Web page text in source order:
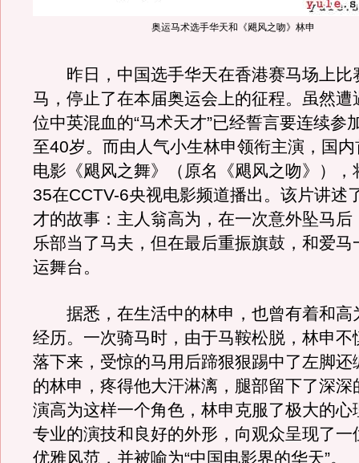
奥运马术选手华天和《飓风之吻》林申
昨日，中国选手华天在香港赛马场上比
马，停止了在本届奥运会上的征程。虽然遭
位中英混血的“马术天才”已经誓言要连续参
至40岁。而由人气小生林申领衔主演，国
电影《飓风之舞》（原名《飓风之吻》），
35在CCTV-6央视电影频道播出。该片讲述
才的故事：主人翁高为，在一次意外坠马后
乐部当了马夫，但在最后重振旗鼓，和爱马
运舞台。
据悉，在生活中的林申，也曾有着和高
经历。一次骑马时，由于马鞍松脱，林申不
落下来，受惊的马用后蹄狠狠踢中了左脚还
的林申，疼得他大汗淋漓，腿部留下了深深
演高为这样一个角色，林申克服了极大的心
专业的演技和良好的外形，向观众呈现了一
优雅风范，并被喻为“中国电影界的华天”。